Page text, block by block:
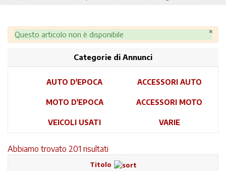
×
Attenzione
Questo articolo non è disponibile
Categorie di Annunci
AUTO D'EPOCA ACCESSORI AUTO
MOTO D'EPOCA ACCESSORI MOTO
VEICOLI USATI VARIE
Abbiamo trovato 201 risultati
Titolo